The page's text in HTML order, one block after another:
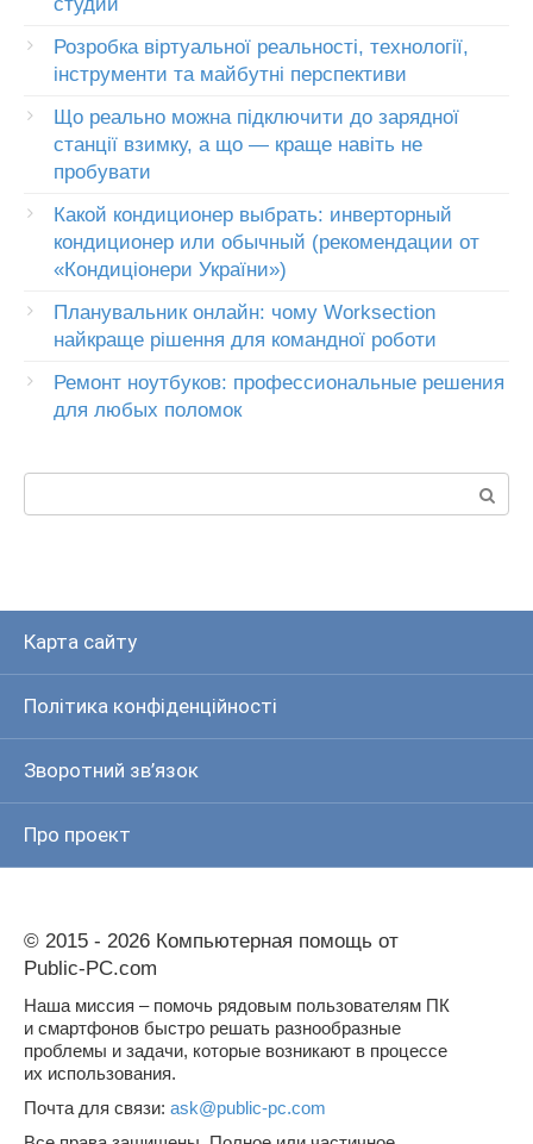
Розробка віртуальної реальності, технології,
інструменти та майбутні перспективи
Що реально можна підключити до зарядної
станції взимку, а що — краще навіть не
пробувати
Какой кондиционер выбрать: инверторный
кондиционер или обычный (рекомендации от
«Кондиціонери України»)
Планувальник онлайн: чому Worksection
найкраще рішення для командної роботи
Ремонт ноутбуков: профессиональные решения
для любых поломок
Карта сайту
Політика конфіденційності
Зворотний зв’язок
Про проект
© 2015 - 2026 Компьютерная помощь от
Public-PC.com
Наша миссия – помочь рядовым пользователям ПК
и смартфонов быстро решать разнообразные
проблемы и задачи, которые возникают в процессе
их использования.
Почта для связи: ask@public-pc.com